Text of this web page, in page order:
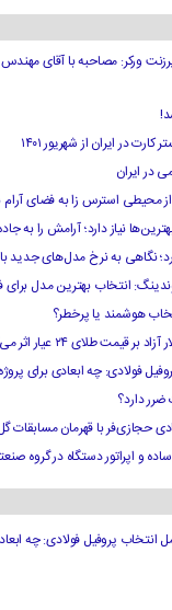
پرزنت ورکر: مصاحبه با آقای
در ایران از شهریور ۱۴۰۱
در ایران
محیطی استرس زا به فضای
نیاز دارد؛ آرامش را به جاده
نگاهی به نرخ مدل‌های جدید
انتخاب بهترین مدل
هوشمند یا پرخطر؟
طلای ۲۴ عیار اثر می‌گذارد؟
فولادی: چه ابعادی برای
دارد​؟
حجازی‌فر با قهرمان مسابقات
و اپراتور دستگاه در گروه
انتخاب پروفیل فولادی: چه